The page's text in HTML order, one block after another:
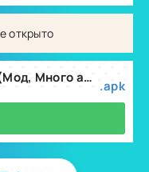
открыто
Crush Crush — Idle Dating Sim (Мод, Много алмазов, все открыто) v0.448.1 .apk